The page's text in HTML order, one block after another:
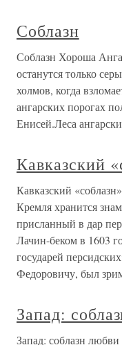
Соблазн
Соблазн Хороша
останутся только
холмов, когда
ангарских порогах
Енисей.Леса
Кавказский
Кавказский
Кремля хранится
присланный в дар
Лачин-беком в 1603
государей
Федоровичу, был
Запад:
Запад: соблазн